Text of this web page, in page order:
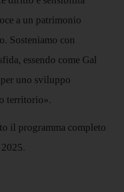
a un patrimonio
Sosteniamo con
essendo come Gal
uno sviluppo
territorio».
il programma completo